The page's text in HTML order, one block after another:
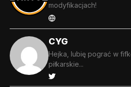
modyfikacjach!
CYG
Hejka, lubię pograć w
piłkarskie...